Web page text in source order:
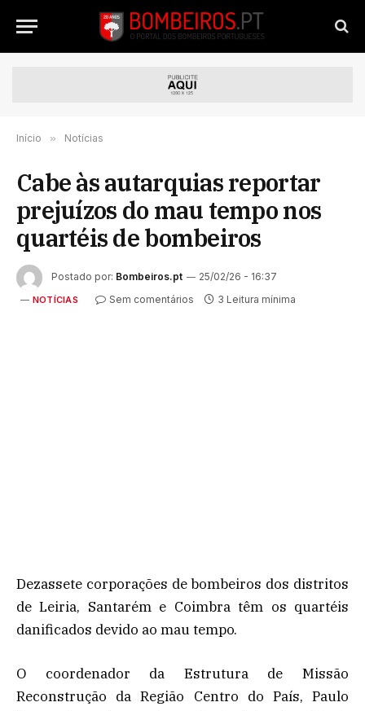
Início » Notícias
Cabe às autarquias reportar
prejuízos do mau tempo nos
quartéis de bombeiros
Postado por: Bombeiros.pt 25/02/26 - 16:37
NOTÍCIAS Sem comentários 3 Leitura mínima
Dezassete corporações de bombeiros dos distritos
de Leiria, Santarém e Coimbra têm os quartéis
danificados devido ao mau tempo.
O coordenador da Estrutura de Missão
Reconstrução da Região Centro do País, Paulo